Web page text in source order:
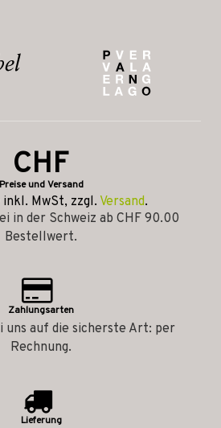
CHF
Preise und Versand
MwSt, zzgl. Versand.
in der Schweiz ab CHF 90.00
Bestellwert.
Zahlungsarten
uns auf die sicherste Art: per
Rechnung.
Lieferung